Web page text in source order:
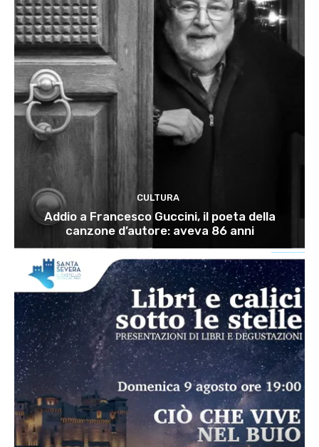
CULTURA
Addio a Francesco Guccini, il poeta della
canzone d’autore: aveva 86 anni